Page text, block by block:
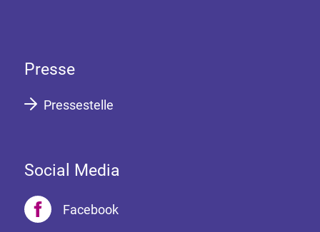
Presse
Pressestelle
Social Media
Facebook